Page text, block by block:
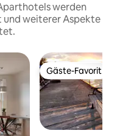
werden
und weiterer Aspekte
Gäste-Favorit
Gäste-Favorit